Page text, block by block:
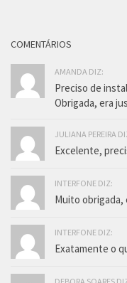
COMENTÁRIOS
AMANDA DIZ:
Preciso de
Obrigada, era
JULIANA PEREIRA
Excelente,
INTERFONE DIZ:
Muito obrigada,
INTERFONE DIZ:
Exatamente o